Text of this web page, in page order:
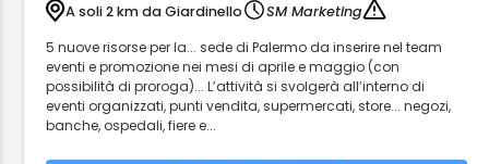
A soli 2 km da Giardinello
SM Marketing
5 nuove risorse per la... sede di Palermo da inserire nel team
eventi e promozione nei mesi di aprile e maggio (con
possibilità di proroga)... L’attività si svolgerà all’interno di
eventi organizzati, punti vendita, supermercati, store... negozi,
banche, ospedali, fiere e...